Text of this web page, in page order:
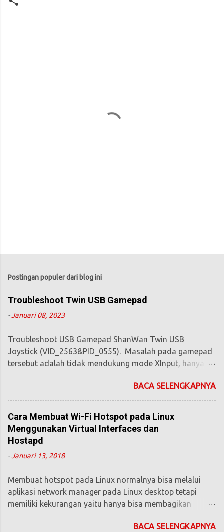
Postingan populer dari blog ini
Troubleshoot Twin USB Gamepad
-Januari 08, 2023
Troubleshoot USB Gamepad ShanWan Twin USB
Joystick (VID_2563&PID_0555). Masalah pada gamepad
tersebut adalah tidak mendukung mode XInput, hanya
sekarang kebanyakan hanya mendukung mode XInput
(mode yang dipakai di XBOX Controller). Selain itu
gamepad ini memiliki motor getar tapi tidak berfungsi.
Berikut ini beberapa hal yang dapat dilakukan : 1.
Windows Pada Windows gamepad ini plug & play tapi
untuk mengaktifkan fitur getar perlu driver bawaannya,
jika CD Driver bawaannya hilang bisa unduh ini :
qojUCB9bL2sQ_cf4DZ97bc7iNp2d/view?usp=sharing
Untuk mengubah mode dari DirectInput menjadi XInput
bisa menggunakan software ini :
BACA SELENGKAPNYA
Cara Membuat Wi-Fi Hotspot pada Linux
Menggunakan Virtual Interfaces dan
Hostapd
-Januari 13, 2018
Membuat hotspot pada Linux normalnya bisa melalui
aplikasi network manager pada Linux desktop tetapi
memiliki kekurangan yaitu hanya bisa membagikan
selain perangkat wifi yang digunakan untuk dijadikan wifi
BACA SELENGKAPNYA